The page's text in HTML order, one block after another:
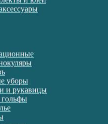
уборы
и рукавицы